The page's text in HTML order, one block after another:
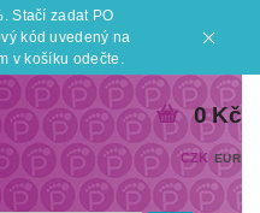
Stačí zadat PO
kód uvedený na
v košíku odečte.
CZK EUR
0 Kč